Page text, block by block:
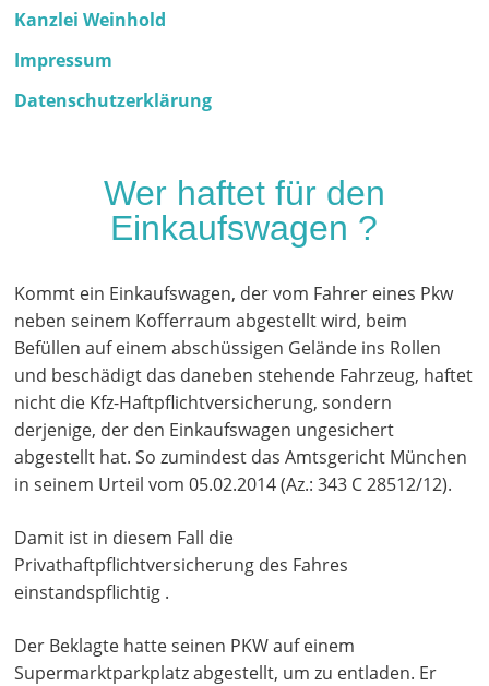
Kanzlei Weinhold
Impressum
Datenschutzerklärung
Wer haftet für den
Einkaufswagen ?
Kommt ein Einkaufswagen, der vom Fahrer eines Pkw
neben seinem Kofferraum abgestellt wird, beim
Befüllen auf einem abschüssigen Gelände ins Rollen
und beschädigt das daneben stehende Fahrzeug, haftet
nicht die Kfz-Haftpflichtversicherung, sondern
derjenige, der den Einkaufswagen ungesichert
abgestellt hat. So zumindest das Amtsgericht München
in seinem Urteil vom 05.02.2014 (Az.: 343 C 28512/12).
Damit ist in diesem Fall die
Privathaftpflichtversicherung des Fahres
einstandspflichtig .
Der Beklagte hatte seinen PKW auf einem
Supermarktparkplatz abgestellt, um zu entladen. Er